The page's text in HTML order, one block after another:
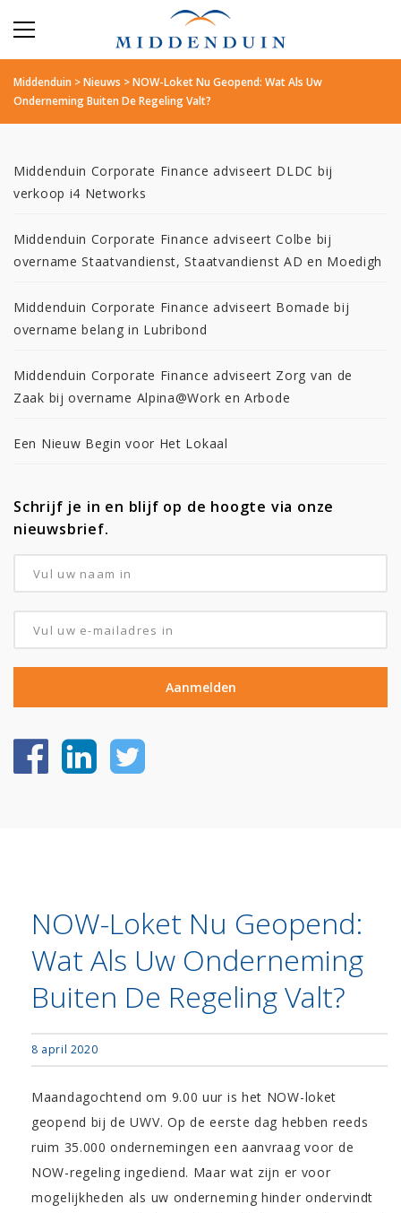
Middenduin >Nieuws >NOW-Loket Nu Geopend: Wat Als Uw
Onderneming Buiten De Regeling Valt?
Middenduin Corporate Finance adviseert DLDC bij
verkoop i4 Networks
Middenduin Corporate Finance adviseert Colbe bij
overname Staatvandienst, Staatvandienst AD en Moedigh
Middenduin Corporate Finance adviseert Bomade bij
overname belang in Lubribond
Middenduin Corporate Finance adviseert Zorg van de
Zaak bij overname Alpina@Work en Arbode
Een Nieuw Begin voor Het Lokaal
Schrijf je in en blijf op de hoogte via onze
nieuwsbrief.
NOW-Loket Nu Geopend:
Wat Als Uw Onderneming
Buiten De Regeling Valt?
8 april 2020
Maandagochtend om 9.00 uur is het NOW-loket
geopend bij de UWV. Op de eerste dag hebben reeds
ruim 35.000 ondernemingen een aanvraag voor de
NOW-regeling ingediend. Maar wat zijn er voor
mogelijkheden als uw onderneming hinder ondervindt